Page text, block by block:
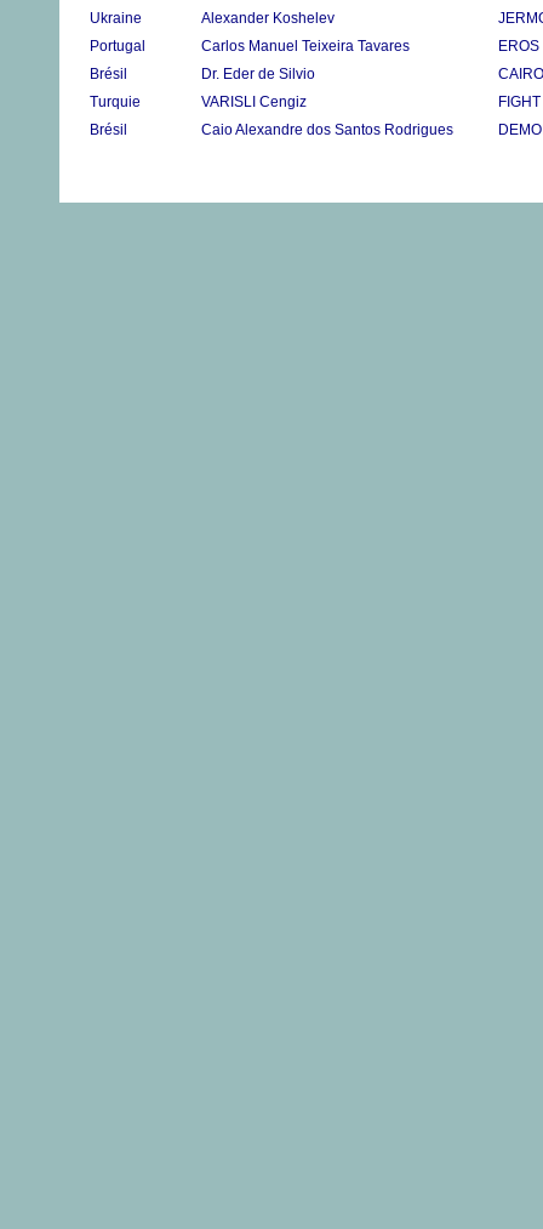
Ukraine
Alexander Koshelev
Portugal
Carlos Manuel Teixeira Tavares
Brésil
Dr. Eder de Silvio
Turquie
VARISLI Cengiz
Brésil
Caio Alexandre dos Santos Rodrigues